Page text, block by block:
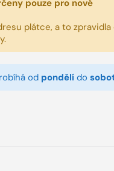
pouze pro nové
plátce, a to zpravidla
od pondělído